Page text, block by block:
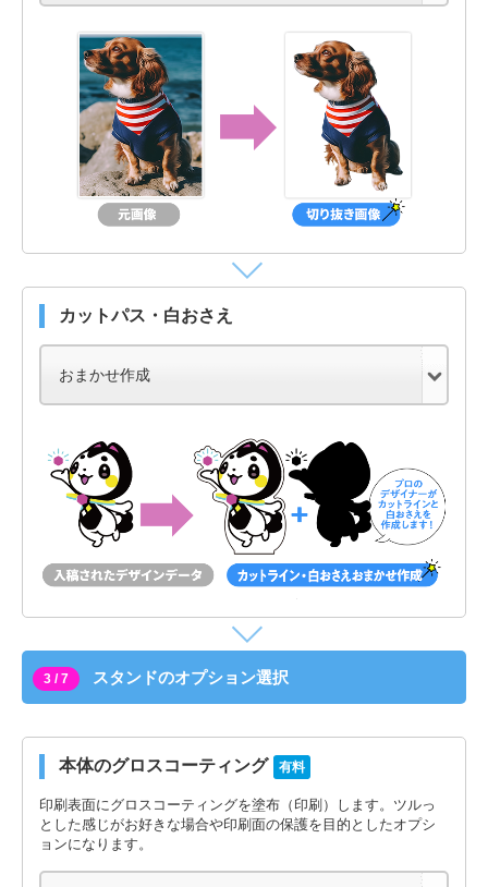
カットパス・白おさえ
3 / 7 スタンドのオプション選択
本体のグロスコーティング 有料
印刷表面にグロスコーティングを塗布（印刷）します。ツルっ
とした感じがお好きな場合や印刷面の保護を目的としたオプシ
ョンになります。